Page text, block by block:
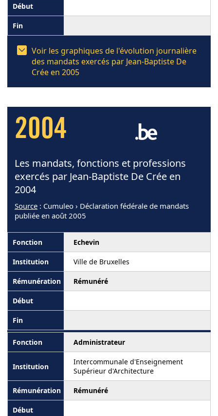
Voir les graphiques de l'évolution journalière
des mandats exercés par Jean-Baptiste De
Crée en 2005
2004
Les mandats, fonctions et professions
exercés par Jean-Baptiste De Crée en
2004
Source : Cumuleo › Déclaration fédérale de mandats
publiée en août 2005
Echevin
Ville de Bruxelles
Rémunéré
Administrateur
Intercommunale d'Enseignement
Supérieur d'Architecture
Rémunéré